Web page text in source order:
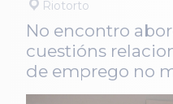
Riotorto
No encontro
cuestións
de emprego no